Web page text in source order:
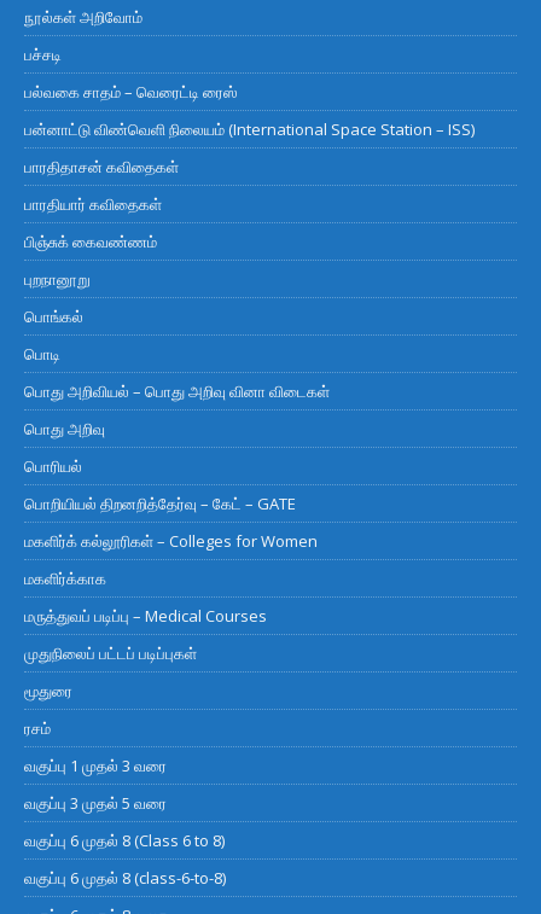
நூல்கள் அறிவோம்
பச்சடி
பல்வகை சாதம் – வெரைட்டி ரைஸ்
பன்னாட்டு விண்வெளி நிலையம் (International Space Station – ISS)
பாரதிதாசன் கவிதைகள்
பாரதியார் கவிதைகள்
பிஞ்சுக் கைவண்ணம்
புறநானூறு
பொங்கல்
பொடி
பொது அறிவியல் – பொது அறிவு வினா விடைகள்
பொது அறிவு
பொரியல்
பொறியியல் திறனறித்தேர்வு – கேட் – GATE
மகளிர்க் கல்லூரிகள் – Colleges for Women
மகளிர்க்காக
மருத்துவப் படிப்பு – Medical Courses
முதுநிலைப் பட்டப் படிப்புகள்
மூதுரை
ரசம்
வகுப்பு 1 முதல் 3 வரை
வகுப்பு 3 முதல் 5 வரை
வகுப்பு 6 முதல் 8 (Class 6 to 8)
வகுப்பு 6 முதல் 8 (class-6-to-8)